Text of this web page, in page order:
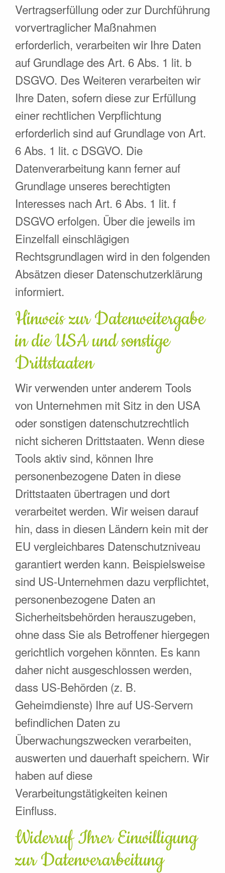
Vertragserfüllung oder zur Durchführung
vorvertraglicher Maßnahmen
erforderlich, verarbeiten wir Ihre Daten
auf Grundlage des Art. 6 Abs. 1 lit. b
DSGVO. Des Weiteren verarbeiten wir
Ihre Daten, sofern diese zur Erfüllung
einer rechtlichen Verpflichtung
erforderlich sind auf Grundlage von Art.
6 Abs. 1 lit. c DSGVO. Die
Datenverarbeitung kann ferner auf
Grundlage unseres berechtigten
Interesses nach Art. 6 Abs. 1 lit. f
DSGVO erfolgen. Über die jeweils im
Einzelfall einschlägigen
Rechtsgrundlagen wird in den folgenden
Absätzen dieser Datenschutzerklärung
informiert.
Hinweis zur Datenweitergabe
in die USA und sonstige
Drittstaaten
Wir verwenden unter anderem Tools
von Unternehmen mit Sitz in den USA
oder sonstigen datenschutzrechtlich
nicht sicheren Drittstaaten. Wenn diese
Tools aktiv sind, können Ihre
personenbezogene Daten in diese
Drittstaaten übertragen und dort
verarbeitet werden. Wir weisen darauf
hin, dass in diesen Ländern kein mit der
EU vergleichbares Datenschutzniveau
garantiert werden kann. Beispielsweise
sind US-Unternehmen dazu verpflichtet,
personenbezogene Daten an
Sicherheitsbehörden herauszugeben,
ohne dass Sie als Betroffener hiergegen
gerichtlich vorgehen könnten. Es kann
daher nicht ausgeschlossen werden,
dass US-Behörden (z. B.
Geheimdienste) Ihre auf US-Servern
befindlichen Daten zu
Überwachungszwecken verarbeiten,
auswerten und dauerhaft speichern. Wir
haben auf diese
Verarbeitungstätigkeiten keinen
Einfluss.
Widerruf Ihrer Einwilligung
zur Datenverarbeitung